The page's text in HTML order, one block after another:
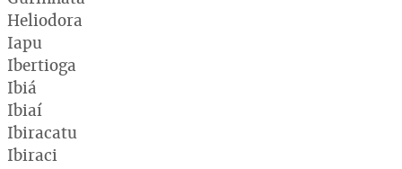
Heliodora
Iapu
Ibertioga
Ibiá
Ibiaí
Ibiracatu
Ibiraci